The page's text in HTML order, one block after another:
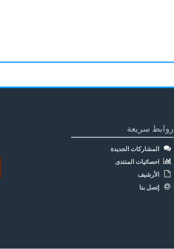
روابط سريعة
المشاركات الجديدة
احصائيات المنتدى
الأرشيف
إتصل بنا